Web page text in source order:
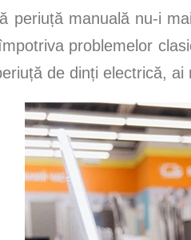
periuță manuală nu-i
problemelor
de dinți electrică,